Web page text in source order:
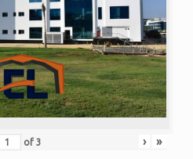
of 3 › »